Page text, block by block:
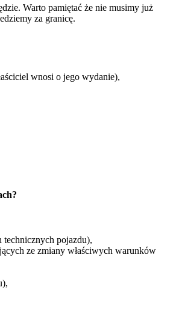
Warto pamiętać że nie musimy już
za granicę.
wnosi o jego wydanie),
pojazdu),
ze zmiany właściwych warunków